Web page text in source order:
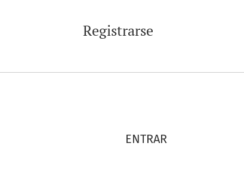
Registrarse
ENTRAR